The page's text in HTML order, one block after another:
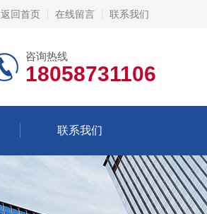
返回首页 在线留言 联系我们
咨询热线
18058731106
联系我们